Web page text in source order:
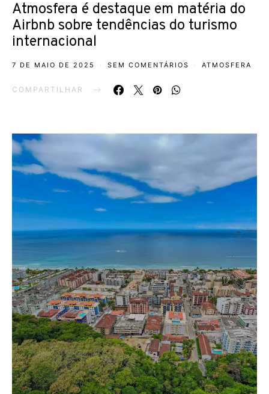
Atmosfera é destaque em matéria do
Airbnb sobre tendências do turismo
internacional
7 DE MAIO DE 2025 SEM COMENTÁRIOS ATMOSFERA
COMPARTILHAR